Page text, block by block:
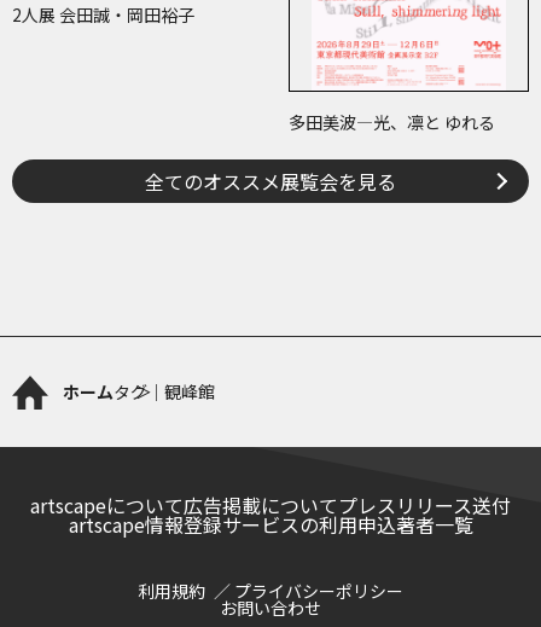
2人展 会田誠・岡田裕子
多田美波―光、凛と ゆれる
全てのオススメ展覧会を見る
ホームタグ｜観峰館
artscapeについて広告掲載についてプレスリリース送付
artscape情報登録サービスの利用申込著者一覧
利用規約 プライバシーポリシー
お問い合わせ